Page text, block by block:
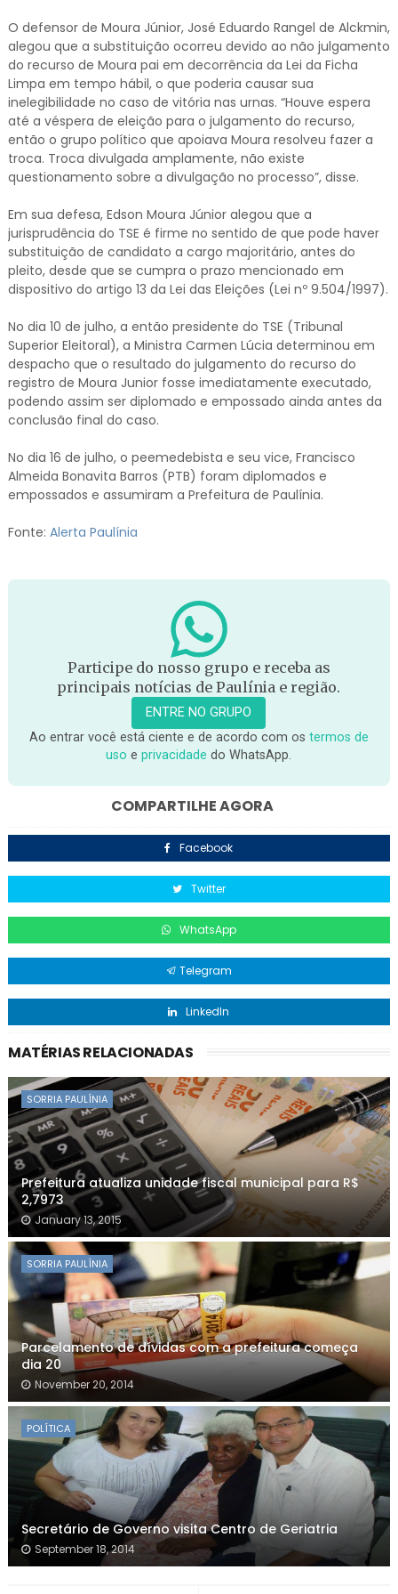
O defensor de Moura Júnior, José Eduardo Rangel de Alckmin,
alegou que a substituição ocorreu devido ao não julgamento
do recurso de Moura pai em decorrência da Lei da Ficha
Limpa em tempo hábil, o que poderia causar sua
inelegibilidade no caso de vitória nas urnas. “Houve espera
até a véspera de eleição para o julgamento do recurso,
então o grupo político que apoiava Moura resolveu fazer a
troca. Troca divulgada amplamente, não existe
questionamento sobre a divulgação no processo”, disse.
Em sua defesa, Edson Moura Júnior alegou que a
jurisprudência do TSE é firme no sentido de que pode haver
substituição de candidato a cargo majoritário, antes do
pleito, desde que se cumpra o prazo mencionado em
dispositivo do artigo 13 da Lei das Eleições (Lei nº 9.504/1997).
No dia 10 de julho, a então presidente do TSE (Tribunal
Superior Eleitoral), a Ministra Carmen Lúcia determinou em
despacho que o resultado do julgamento do recurso do
registro de Moura Junior fosse imediatamente executado,
podendo assim ser diplomado e empossado ainda antes da
conclusão final do caso.
No dia 16 de julho, o peemedebista e seu vice, Francisco
Almeida Bonavita Barros (PTB) foram diplomados e
empossados e assumiram a Prefeitura de Paulínia.
Fonte: Alerta Paulínia
Participe do nosso grupo e receba as
principais notícias de Paulínia e região.
ENTRE NO GRUPO
Ao entrar você está ciente e de acordo com os termos de
uso eprivacidade do WhatsApp.
COMPARTILHE AGORA
Facebook
Twitter
WhatsApp
Telegram
LinkedIn
MATÉRIAS RELACIONADAS
SORRIA PAULÍNIA
Prefeitura atualiza unidade fiscal municipal para R$
2,7973
January 13, 2015
SORRIA PAULÍNIA
Parcelamento de dívidas com a prefeitura começa
November 20, 2014
POLÍTICA
Secretário de Governo visita Centro de Geriatria
September 18, 2014